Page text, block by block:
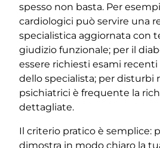
spesso non basta. Per
cardiologici può servire una
specialistica aggiornata con
giudizio funzionale; per il
essere richiesti esami
dello specialista; per disturbi
psichiatrici è frequente la
dettagliate.
Il criterio pratico è semplice:
dimostra in modo chiaro la